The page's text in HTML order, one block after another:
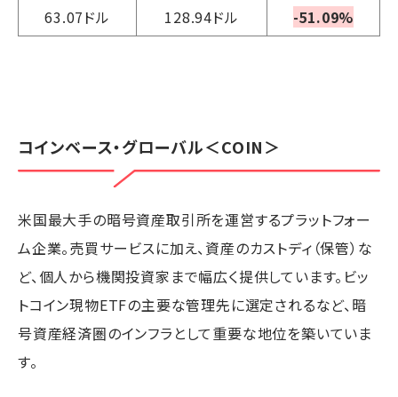
63.07ドル
128.94ドル -51.09%
コインベース・グローバル＜COIN＞
米国最大手の暗号資産取引所を運営するプラットフォー
ム企業。売買サービスに加え、資産のカストディ（保管）な
ど、個人から機関投資家まで幅広く提供しています。ビッ
トコイン現物ETFの主要な管理先に選定されるなど、暗
号資産経済圏のインフラとして重要な地位を築いていま
す。